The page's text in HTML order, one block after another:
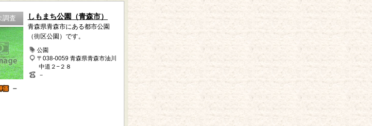
調査
－
しもまち公園（青森市）
青森県青森市にある都市公園
（街区公園）です。
公園
〒038-0059 青森県青森市油川
中道２−２８
－